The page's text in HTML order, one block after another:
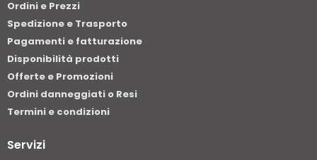
Ordini e Prezzi
Spedizione e Trasporto
Pagamenti e fatturazione
Disponibilità prodotti
Offerte e Promozioni
Ordini danneggiati o Resi
Termini e condizioni
Servizi